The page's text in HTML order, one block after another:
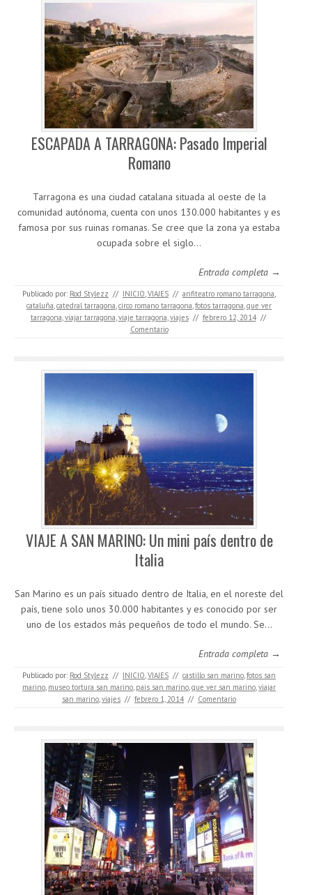
ESCAPADA A TARRAGONA: Pasado Imperial
Romano
Tarragona es una ciudad catalana situada al oeste de la
comunidad autónoma, cuenta con unos 130.000 habitantes y es
famosa por sus ruinas romanas. Se cree que la zona ya estaba
ocupada sobre el siglo…
Entrada completa →
Publicado por: Rod Stylezz // INICIO,VIAJES // anfiteatro romano tarragona,
cataluña,catedral tarragona,circo romano tarragona,fotos tarragona,que ver
tarragona,viajar tarragona,viaje tarragona,viajes // febrero 12, 2014 //
Comentario
VIAJE A SAN MARINO: Un mini país dentro de
Italia
San Marino es un país situado dentro de Italia, en el noreste del
país, tiene solo unos 30.000 habitantes y es conocido por ser
uno de los estados más pequeños de todo el mundo. Se…
Entrada completa →
Publicado por: Rod Stylezz // INICIO,VIAJES // castillo san marino,fotos san
marino, museo tortura san marino, pais san marino,que ver san marino,viajar
san marino,viajes // febrero 1, 2014 // Comentario